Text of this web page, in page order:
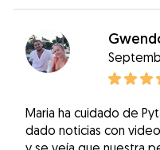
Maria ha cuidado de
dado noticias con